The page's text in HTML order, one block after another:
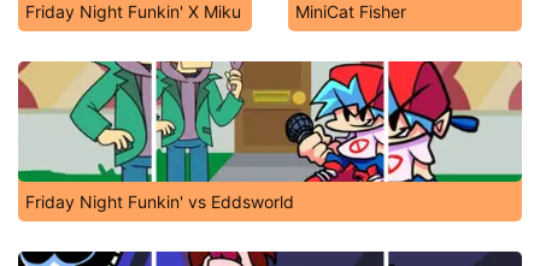
Friday Night Funkin' X Miku MiniCat Fisher
Friday Night Funkin' vs Eddsworld